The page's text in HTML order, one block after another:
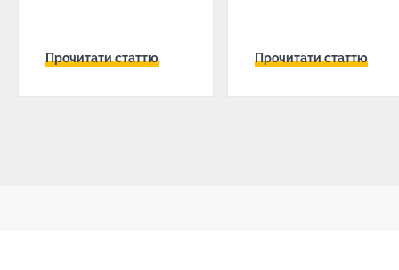
Прочитати статтю Прочитати статтю